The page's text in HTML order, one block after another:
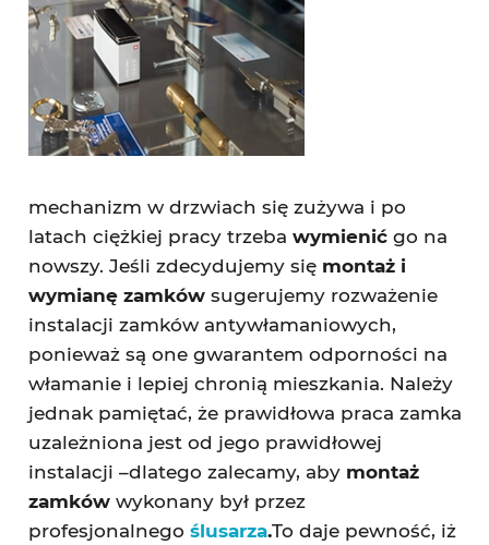
mechanizm w drzwiach się zużywa i po
latach ciężkiej pracy trzeba wymienićgo na
nowszy. Jeśli zdecydujemy się montaż i
wymianę zamkówsugerujemy rozważenie
instalacji zamków antywłamaniowych,
ponieważ są one gwarantem odporności na
włamanie i lepiej chronią mieszkania. Należy
jednak pamiętać, że prawidłowa praca zamka
uzależniona jest od jego prawidłowej
instalacji –dlatego zalecamy, aby montaż
zamkówwykonany był przez
profesjonalnego ślusarza.To daje pewność, iż